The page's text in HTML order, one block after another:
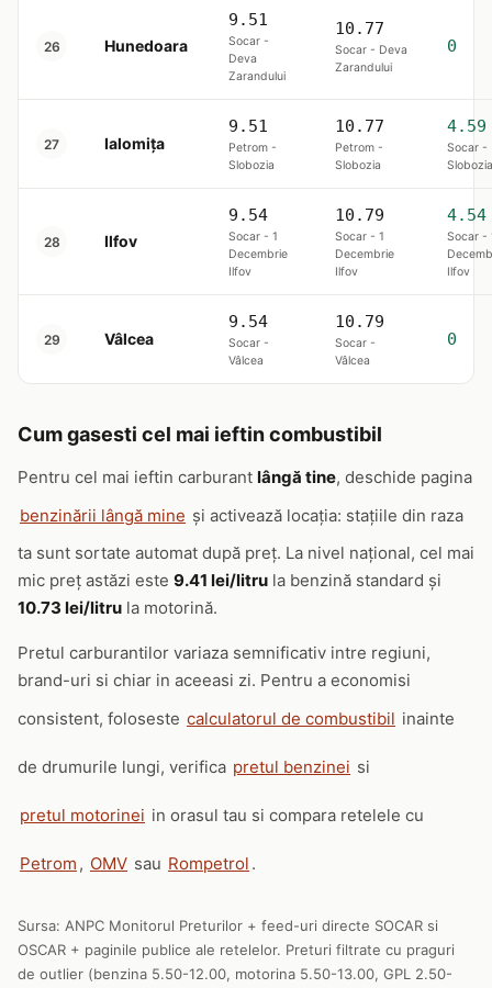
26 Hunedoara
9.51
Socar -
Deva
Zarandului
10.77
Socar - Deva
Zarandului
0
27 Ialomița
9.51
Petrom -
Slobozia
10.77
Petrom -
Slobozia
4.59
Socar -
Slobozia
28 Ilfov
9.54
Socar - 1
Decembrie
Ilfov
10.79
Socar - 1
Decembrie
Ilfov
4.54
Socar -
Ilfov
29 Vâlcea
9.54
Socar -
Vâlcea
10.79
Socar -
Vâlcea
0
Cum gasesti cel mai ieftin combustibil
Pentru cel mai ieftin carburant lângă tine, deschide pagina
benzinării lângă mine și activează locația: stațiile din raza
ta sunt sortate automat după preț. La nivel național, cel mai
mic preț astăzi este 9.41 lei/litru la benzină standard și
10.73 lei/litru la motorină.
Pretul carburantilor variaza semnificativ intre regiuni,
brand-uri si chiar in aceeasi zi. Pentru a economisi
consistent, foloseste calculatorul de combustibil inainte
de drumurile lungi, verifica pretul benzinei si
pretul motorinei in orasul tau si compara retelele cu
Petrom , OMV sau Rompetrol .
Sursa: ANPC Monitorul Preturilor + feed-uri directe SOCAR si
OSCAR + paginile publice ale retelelor. Preturi filtrate cu praguri
de outlier (benzina 5.50-12.00, motorina 5.50-13.00, GPL 2.50-